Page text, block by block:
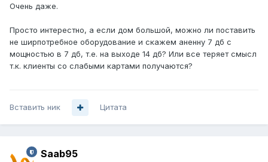
Очень даже.
Просто интерестно, а если дом большой, можно ли поставить
не ширпотребное оборудование и скажем аненну 7 дб с
мощностью в 7 дб, т.е. на выходе 14 дб? Или все теряет смысл
т.к. клиенты со слабыми картами получаются?
Вставить ник Цитата
Saab95